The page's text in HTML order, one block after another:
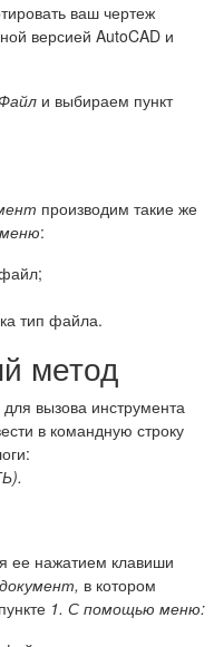
ваш чертеж
версией AutoCAD и
и выбираем пункт
производим такие же
:
тип файла.
метод
вызова инструмента
в командную строку
ее нажатием клавиши
в котором
1. С помощью меню: